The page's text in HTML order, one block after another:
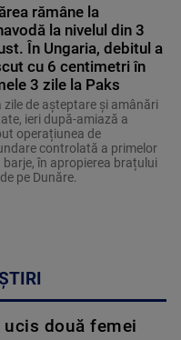
rămâne la
la nivelul din 3
În Ungaria, debitul a
cu 6 centimetri în
3 zile la Paks
zile de așteptare și amânări
ieri după-amiază a
operațiunea de
controlată a primelor
barje, în apropierea brațului
pe Dunăre.
două femei